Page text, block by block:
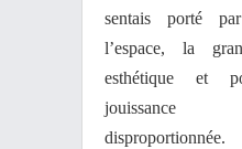
sentais porté
l’espace, la
esthétique et